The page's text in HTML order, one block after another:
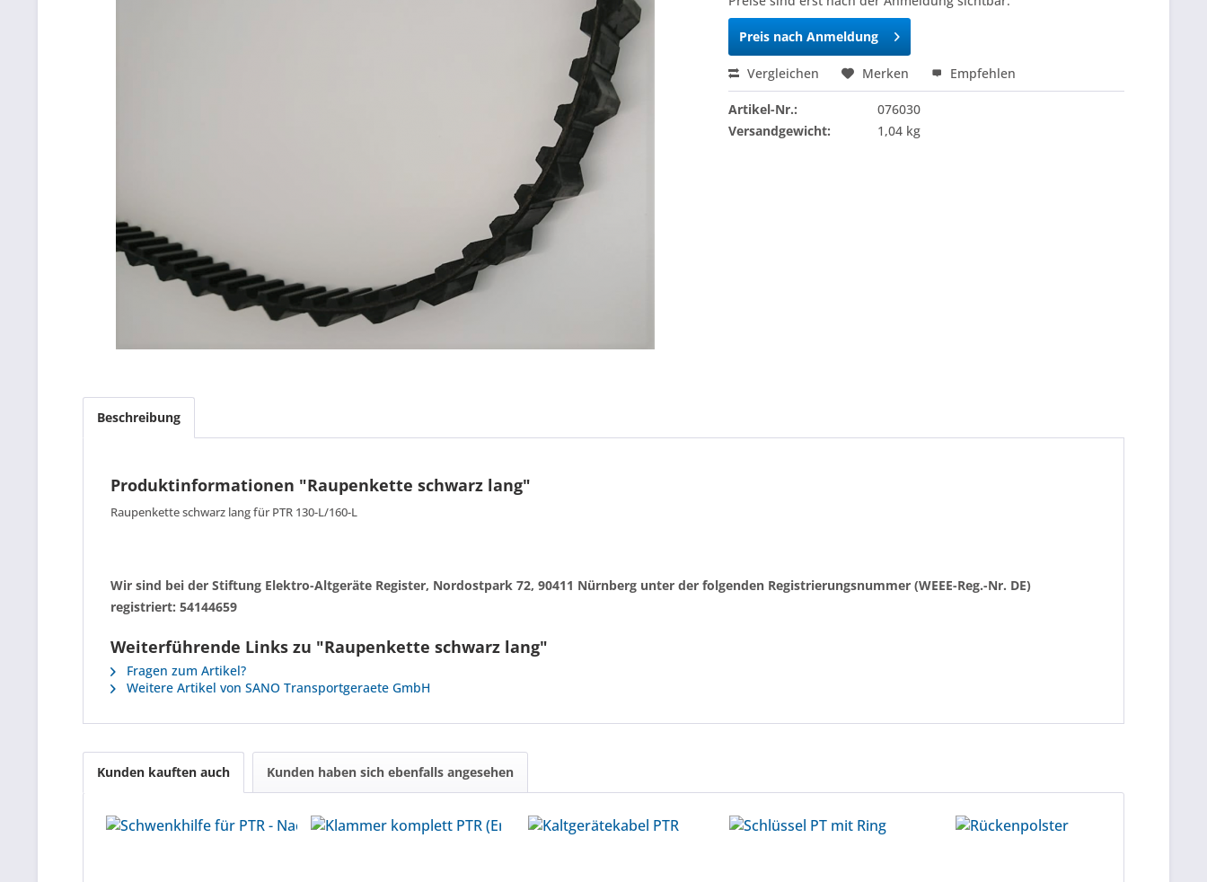
Preis nach Anmeldung
Vergleichen Merken Empfehlen
Artikel-Nr.:
076030
Versandgewicht:
1,04 kg
Beschreibung
Produktinformationen "Raupenkette schwarz lang"
Raupenkette schwarz lang für PTR 130-L/160-L
Wir sind bei der Stiftung Elektro-Altgeräte Register, Nordostpark 72, 90411 Nürnberg unter der folgenden Registrierungsnummer (WEEE-Reg.-Nr. DE)
registriert: 54144659
Weiterführende Links zu "Raupenkette schwarz lang"
Fragen zum Artikel?
Weitere Artikel von SANO Transportgeraete GmbH
Kunden kauften auch Kunden haben sich ebenfalls angesehen